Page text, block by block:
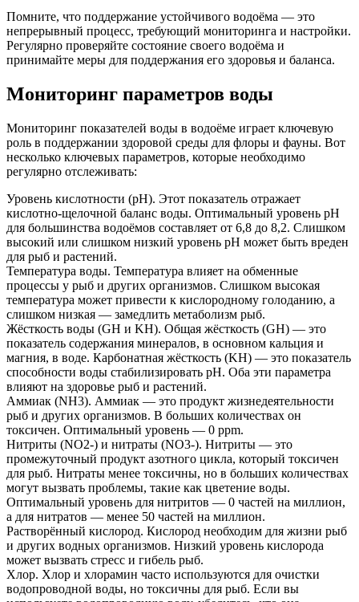
Помните, что поддержание устойчивого водоёма — это
непрерывный процесс, требующий мониторинга и настройки.
Регулярно проверяйте состояние своего водоёма и
принимайте меры для поддержания его здоровья и баланса.
Мониторинг параметров воды
Мониторинг показателей воды в водоёме играет ключевую
роль в поддержании здоровой среды для флоры и фауны. Вот
несколько ключевых параметров, которые необходимо
регулярно отслеживать:
Уровень кислотности (pH). Этот показатель отражает
кислотно-щелочной баланс воды. Оптимальный уровень pH
для большинства водоёмов составляет от 6,8 до 8,2. Слишком
высокий или слишком низкий уровень pH может быть вреден
для рыб и растений.
Температура воды. Температура влияет на обменные
процессы у рыб и других организмов. Слишком высокая
температура может привести к кислородному голоданию, а
слишком низкая — замедлить метаболизм рыб.
Жёсткость воды (GH и KH). Общая жёсткость (GH) — это
показатель содержания минералов, в основном кальция и
магния, в воде. Карбонатная жёсткость (KH) — это показатель
способности воды стабилизировать pH. Оба эти параметра
влияют на здоровье рыб и растений.
Аммиак (NH3). Аммиак — это продукт жизнедеятельности
рыб и других организмов. В больших количествах он
токсичен. Оптимальный уровень — 0 ppm.
Нитриты (NO2-) и нитраты (NO3-). Нитриты — это
промежуточный продукт азотного цикла, который токсичен
для рыб. Нитраты менее токсичны, но в больших количествах
могут вызвать проблемы, такие как цветение воды.
Оптимальный уровень для нитритов — 0 частей на миллион,
а для нитратов — менее 50 частей на миллион.
Растворённый кислород. Кислород необходим для жизни рыб
и других водных организмов. Низкий уровень кислорода
может вызвать стресс и гибель рыб.
Хлор. Хлор и хлорамин часто используются для очистки
водопроводной воды, но токсичны для рыб. Если вы